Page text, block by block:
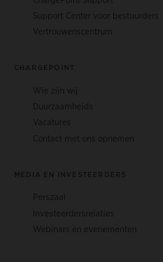
Support Center voor bestuurders
Vertrouwenscentrum
CHARGEPOINT
Wie zijn wij
Duurzaamheids
Vacatures
Contact met ons opnemen
MEDIA EN INVESTEERDERS
Perszaal
Investeerdersrelaties
Webinars en evenementen